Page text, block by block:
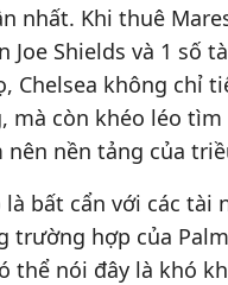
nhất. Khi thuê
Joe Shields và 1 số
Chelsea không chỉ
mà còn khéo léo tìm
nền tảng của
là bất cẩn với các tài
trường hợp của
thể nói đây là khó